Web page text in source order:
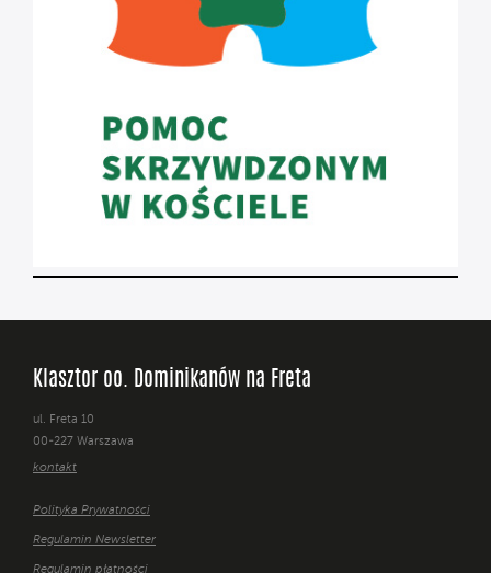
Klasztor oo. Dominikanów na Freta
ul. Freta 10
00-227 Warszawa
kontakt
Polityka Prywatności
Regulamin Newsletter
Regulamin płatności